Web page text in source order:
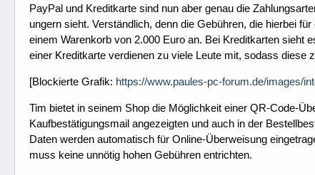
PayPal und Kreditkarte sind nun aber genau die
ungern sieht. Verständlich, denn die Gebühren, die hierbei
einem Warenkorb von 2.000 Euro an. Bei Kreditkarten sieht
einer Kreditkarte verdienen zu viele Leute mit, sodass diese
[Blockierte Grafik: https://www.paules-pc-forum.de/images/
Tim bietet in seinem Shop die Möglichkeit einer QR-Code-
Kaufbestätigungsmail angezeigten und auch in der
Daten werden automatisch für Online-Überweisung
muss keine unnötig hohen Gebühren entrichten.